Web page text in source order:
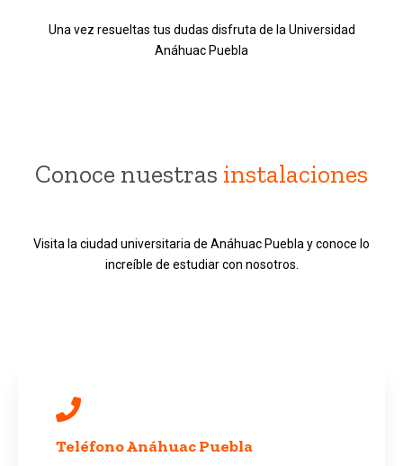
Una vez resueltas tus dudas disfruta de la Universidad
Anáhuac Puebla
Conoce nuestras instalaciones
Visita la ciudad universitaria de Anáhuac Puebla y conoce lo
increíble de estudiar con nosotros.
Teléfono Anáhuac Puebla